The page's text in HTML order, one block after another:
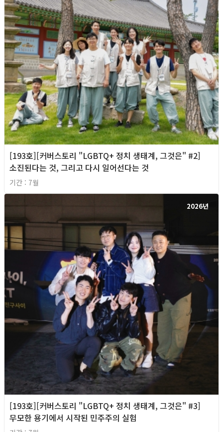
[193호][커버스토리 "LGBTQ+ 정치 생태계, 그것은" #2]
소진된다는 것, 그리고 다시 일어선다는 것
기간 : 7월
2026년
[193호][커버스토리 "LGBTQ+ 정치 생태계, 그것은" #3]
무모한 용기에서 시작된 민주주의 실험